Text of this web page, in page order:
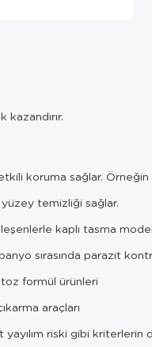
koruma sağlar.
temizliği sağlar.
kaplı tasma
sırasında parazit
formül ürünleri
araçları
riski gibi